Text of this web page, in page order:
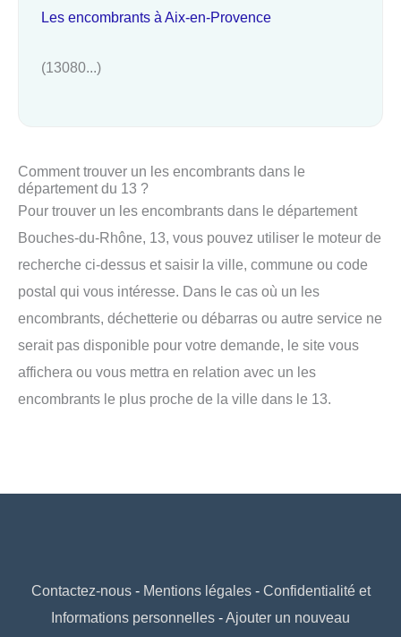
Les encombrants à Aix-en-Provence
(13080...)
Comment trouver un les encombrants dans le
département du 13 ?
Pour trouver un les encombrants dans le département
Bouches-du-Rhône, 13, vous pouvez utiliser le moteur de
recherche ci-dessus et saisir la ville, commune ou code
postal qui vous intéresse. Dans le cas où un les
encombrants, déchetterie ou débarras ou autre service ne
serait pas disponible pour votre demande, le site vous
affichera ou vous mettra en relation avec un les
encombrants le plus proche de la ville dans le 13.
Contactez-nous- Mentions légales- Confidentialité et
Informations personnelles -Ajouter un nouveau